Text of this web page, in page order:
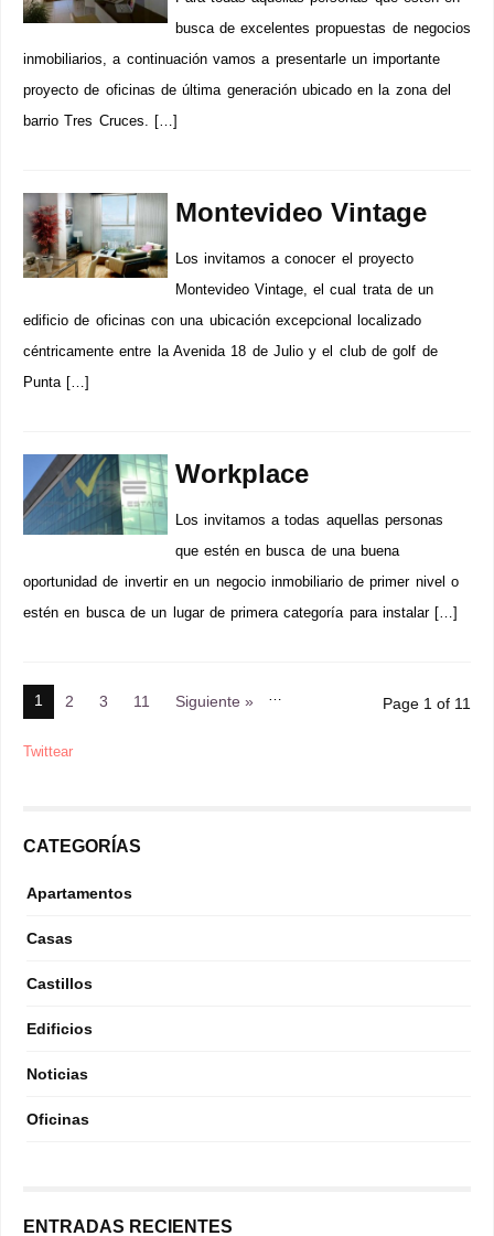
busca de excelentes propuestas de negocios
inmobiliarios, a continuación vamos a presentarle un importante
proyecto de oficinas de última generación ubicado en la zona del
barrio Tres Cruces. […]
Montevideo Vintage
Los invitamos a conocer el proyecto
Montevideo Vintage, el cual trata de un
edificio de oficinas con una ubicación excepcional localizado
céntricamente entre la Avenida 18 de Julio y el club de golf de
Punta […]
Workplace
Los invitamos a todas aquellas personas
que estén en busca de una buena
oportunidad de invertir en un negocio inmobiliario de primer nivel o
estén en busca de un lugar de primera categoría para instalar […]
1 2 3 …
11 Siguiente » Page 1 of 11
Twittear
CATEGORÍAS
Apartamentos
Casas
Castillos
Edificios
Noticias
Oficinas
ENTRADAS RECIENTES